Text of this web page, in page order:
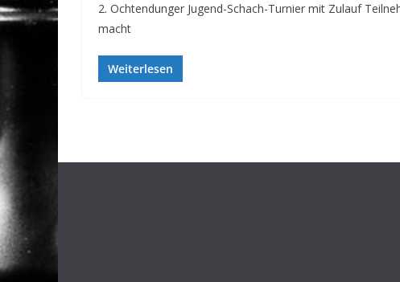
2. Ochtendunger Jugend-Schach-Turnier mit Zulauf
macht
Weiterlesen